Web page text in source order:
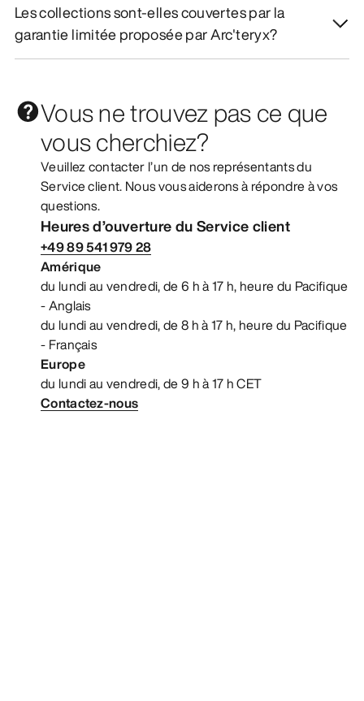
Les collections sont-elles couvertes par la
garantie limitée proposée par Arc'teryx?
Vous ne trouvez pas ce que
vous cherchiez?
Veuillez contacter l’un de nos représentants du
Service client. Nous vous aiderons à répondre à vos
questions.
Heures d’ouverture du Service client
+49 89 541 979 28
Amérique
du lundi au vendredi, de 6 h à 17 h, heure du Pacifique
- Anglais
du lundi au vendredi, de 8 h à 17 h, heure du Pacifique
- Français
Europe
du lundi au vendredi, de 9 h à 17 h CET
Contactez-nous